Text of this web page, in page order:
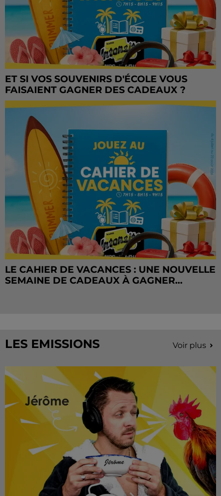
ET SI VOS SOUVENIRS D'ÉCOLE VOUS
FAISAIENT GAGNER DES CADEAUX ?
LE CAHIER DE VACANCES : UNE NOUVELLE
SEMAINE DE CADEAUX À GAGNER...
LES EMISSIONS Voir plus